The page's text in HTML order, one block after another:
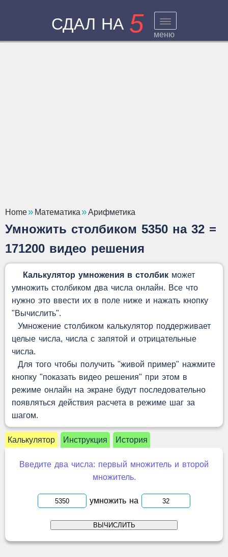
СДАЛ НА 5 меню
Home Математика Арифметика
Умножить столбиком 5350 на 32 =
171200 видео решения
Калькулятор умножения в столбик может
умножить столбиком два числа онлайн. Все что
нужно это ввести их в поле ниже и нажать кнопку
"Вычислить".
Умножение столбиком калькулятор поддерживает
целые числа, числа с запятой и отрицательные
числа.
Для того чтобы получить "живой пример" нажмите
кнопку "показать видео решения" при этом в
режиме онлайн на экране будут последовательно
появляться действия расчета в режиме шаг за
шагом.
Калькулятор Инструкция История
Введите два числа: первый множитель и второй
множитель.
умножить на